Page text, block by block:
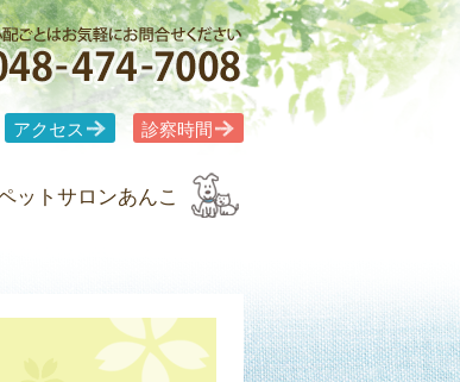
アクセス 診察時間
ットサロンあんこ